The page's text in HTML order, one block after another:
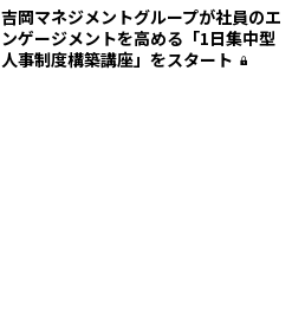
吉岡マネジメントグループが社員のエ
ンゲージメントを高める「1日集中型
人事制度構築講座」をスタート